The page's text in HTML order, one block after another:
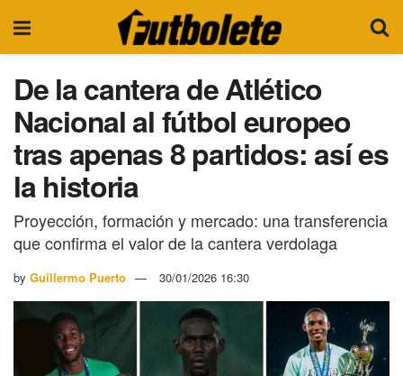
De la cantera de Atlético
Nacional al fútbol europeo
tras apenas 8 partidos: así es
la historia
Proyección, formación y mercado: una transferencia
que confirma el valor de la cantera verdolaga
by Guillermo Puerto 30/01/2026 16:30